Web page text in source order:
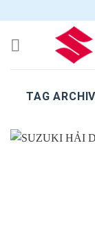
to
content
TAG